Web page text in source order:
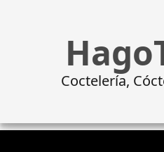
Coctelería,